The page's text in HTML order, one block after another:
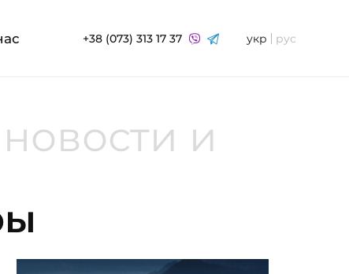
+38 (073) 313 17 37 укр рус
и